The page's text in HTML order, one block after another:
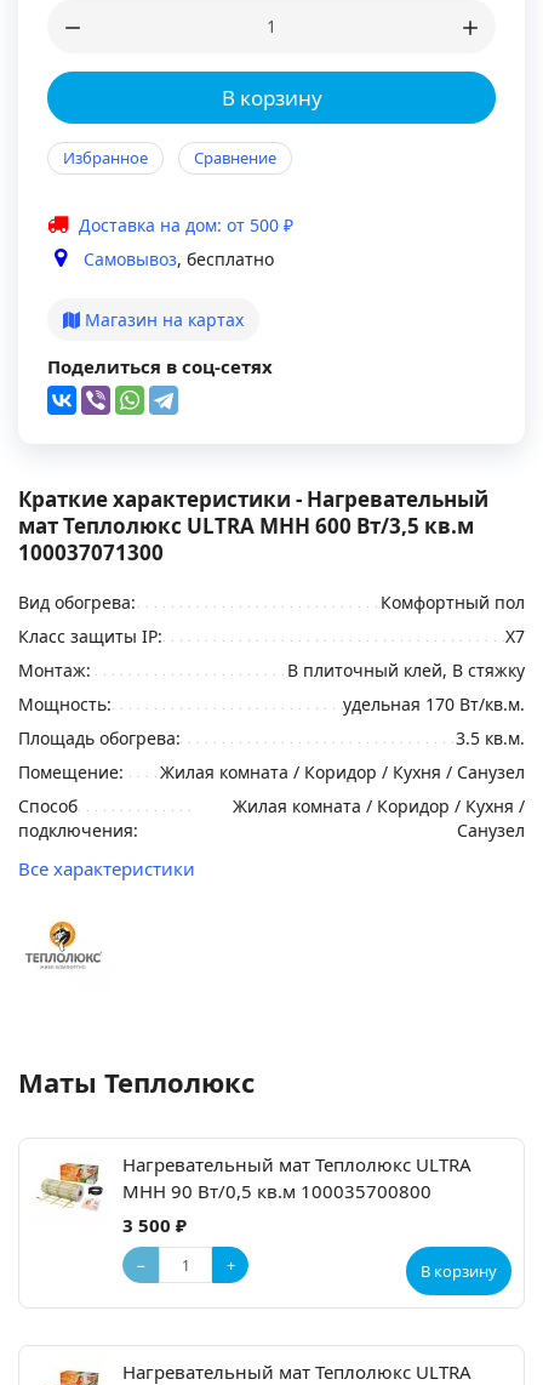
В корзину
Избранное Сравнение
Доставка на дом: от 500 ₽
Самовывоз, бесплатно
Магазин на картах
Поделиться в соц-сетях
Краткие характеристики - Нагревательный
мат Теплолюкс ULTRA МНН 600 Вт/3,5 кв.м
100037071300
Вид обогрева:
Комфортный пол
Класс защиты IP:
Х7
Монтаж:
В плиточный клей, В стяжку
Мощность:
удельная 170 Вт/кв.м.
Площадь обогрева:
3.5 кв.м.
Помещение:
Жилая комната / Коридор / Кухня / Санузел
Способ
подключения:
Жилая комната / Коридор / Кухня /
Санузел
Все характеристики
Маты Теплолюкс
Нагревательный мат Теплолюкс ULTRA
МНН 90 Вт/0,5 кв.м 100035700800
3 500 ₽
− + В корзину
Нагревательный мат Теплолюкс ULTRA